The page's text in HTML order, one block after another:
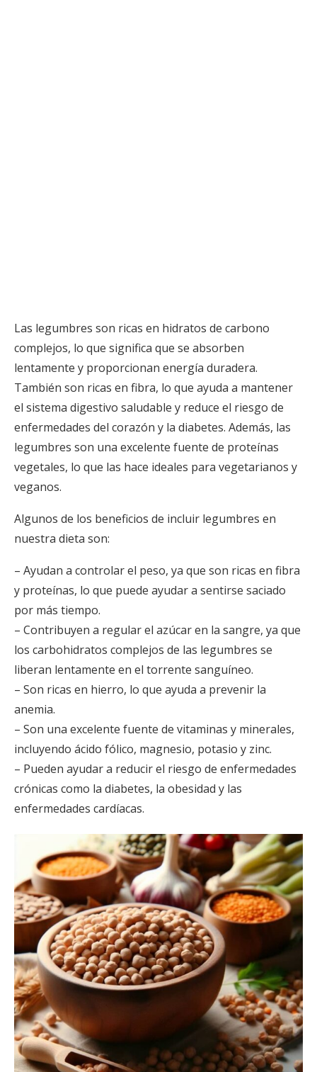
Las legumbres son ricas en hidratos de carbono
complejos, lo que significa que se absorben
lentamente y proporcionan energía duradera.
También son ricas en fibra, lo que ayuda a mantener
el sistema digestivo saludable y reduce el riesgo de
enfermedades del corazón y la diabetes. Además, las
legumbres son una excelente fuente de proteínas
vegetales, lo que las hace ideales para vegetarianos y
veganos.
Algunos de los beneficios de incluir legumbres en
nuestra dieta son:
– Ayudan a controlar el peso, ya que son ricas en fibra
y proteínas, lo que puede ayudar a sentirse saciado
por más tiempo.
– Contribuyen a regular el azúcar en la sangre, ya que
los carbohidratos complejos de las legumbres se
liberan lentamente en el torrente sanguíneo.
– Son ricas en hierro, lo que ayuda a prevenir la
anemia.
– Son una excelente fuente de vitaminas y minerales,
incluyendo ácido fólico, magnesio, potasio y zinc.
– Pueden ayudar a reducir el riesgo de enfermedades
crónicas como la diabetes, la obesidad y las
enfermedades cardíacas.